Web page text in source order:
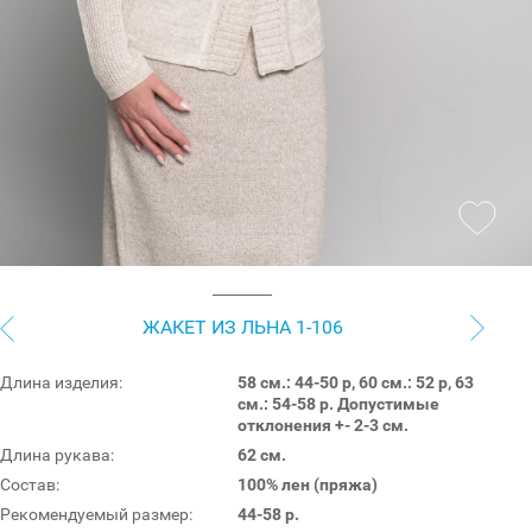
ЖАКЕТ ИЗ ЛЬНА 1-106
Длина изделия:
58 см.: 44-50 р, 60 см.: 52 р, 63
см.: 54-58 р. Допустимые
отклонения +- 2-3 см.
Длина рукава:
62 см.
Состав:
100% лен (пряжа)
Рекомендуемый размер:
44-58 р.